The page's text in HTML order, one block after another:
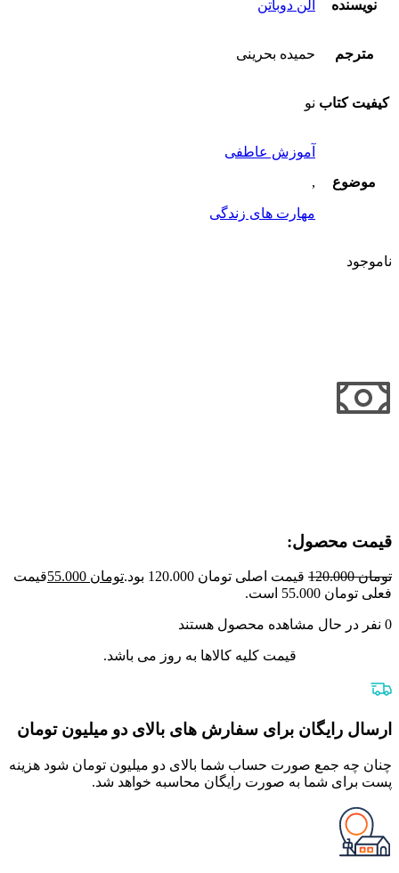
نویسنده آلن دوباتن
مترجم حمیده بحرینی
کیفیت کتاب نو
موضوع
آموزش عاطفی
,
مهارت های زندگی
ناموجود
قیمت محصول:​
تومان120.000 قیمت اصلی تومان 120.000 بود. تومان
قیمت
فعلی تومان 55.000 است.
0 نفر در حال مشاهده محصول هستند
قیمت کلیه کالاها به روز می باشد.
ارسال رایگان برای سفارش های بالای دو میلیون تومان
چنان چه جمع صورت حساب شما بالای دو میلیون تومان شود هزینه
پست برای شما به صورت رایگان محاسبه خواهد شد.